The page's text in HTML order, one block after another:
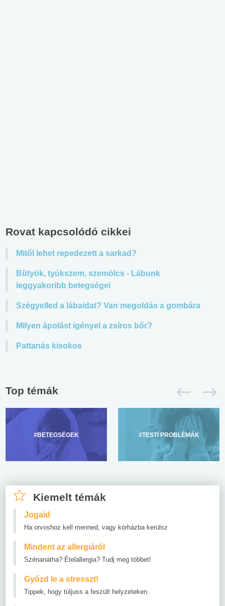
Rovat kapcsolódó cikkei
Mitől lehet repedezett a sarkad?
Bütyök, tyúkszem, szemölcs - Lábunk
leggyakoribb betegségei
Szégyelled a lábaidat? Van megoldás a gombára
Milyen ápolást igényel a zsíros bőr?
Pattanás kisokos
Top témák
#BETEGSÉGEK #TESTI PROBLÉMÁK
Kiemelt témák
Jogaid
Ha orvoshoz kell menned, vagy kórházba kerülsz
Mindent az allergiáról
Szénanátha? Ételallergia? Tudj meg többet!
Győzd le a stresszt!
Tippek, hogy túljuss a feszült helyzeteken.